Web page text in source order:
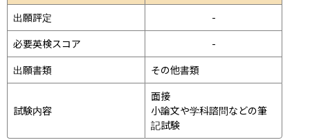
出願評定
-
必要英検スコア
-
出願書類
その他書類
試験内容
面接
小論文や学科諮問などの筆
記試験